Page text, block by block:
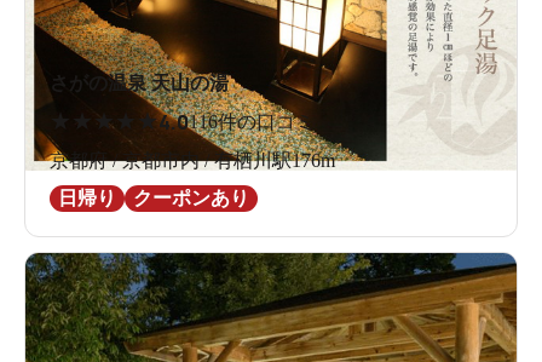
さがの温泉 天山の湯
★ ★ ★4.0116件の口コミ
京都府 / 京都市内 / 有栖川駅176m
日帰り
クーポンあり